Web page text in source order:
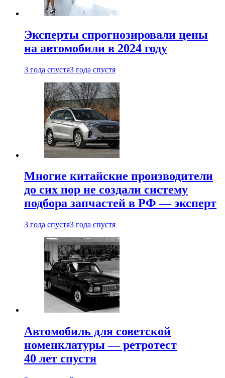
Эксперты спрогнозировали цены
на автомобили в 2024 году
3 года спустя3 года спустя
Многие китайские производители
до сих пор не создали систему
подбора запчастей в РФ — эксперт
3 года спустя3 года спустя
Автомобиль для советской
номенклатуры — ретротест
40 лет спустя